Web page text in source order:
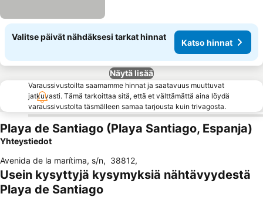
Valitse päivät nähdäksesi tarkat hinnat
Katso hinnat
Näytä lisää
Varaussivustoilta saamamme hinnat ja saatavuus muuttuvat
jatkuvasti. Tämä tarkoittaa sitä, että et välttämättä aina löydä
varaussivustolta täsmälleen samaa tarjousta kuin trivagosta.
Playa de Santiago (Playa Santiago, Espanja)
Yhteystiedot
Avenida de la marítima, s/n, 38812,
Usein kysyttyjä kysymyksiä nähtävyydestä
Playa de Santiago